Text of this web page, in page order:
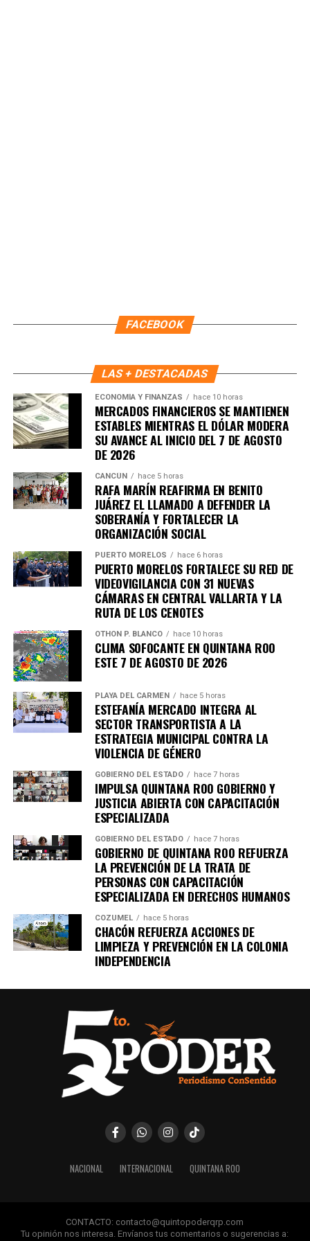
Recibe las noticias al instante
Únete al canal oficial de WhatsApp de
Quinto Podery recibe las noticias más
importantes de Quintana Roo directamente
en tu teléfono.
FACEBOOK
LAS + DESTACADAS
ECONOMÍA Y FINANZAS hace 10 horas
MERCADOS FINANCIEROS SE MANTIENEN
ESTABLES MIENTRAS EL DÓLAR MODERA
SU AVANCE AL INICIO DEL 7 DE AGOSTO
DE 2026
CANCÚN hace 5 horas
RAFA MARÍN REAFIRMA EN BENITO
JUÁREZ EL LLAMADO A DEFENDER LA
SOBERANÍA Y FORTALECER LA
ORGANIZACIÓN SOCIAL
PUERTO MORELOS hace 6 horas
PUERTO MORELOS FORTALECE SU RED DE
VIDEOVIGILANCIA CON 31 NUEVAS
CÁMARAS EN CENTRAL VALLARTA Y LA
RUTA DE LOS CENOTES
OTHON P. BLANCO hace 10 horas
CLIMA SOFOCANTE EN QUINTANA ROO
ESTE 7 DE AGOSTO DE 2026
PLAYA DEL CARMEN hace 5 horas
ESTEFANÍA MERCADO INTEGRA AL
SECTOR TRANSPORTISTA A LA
ESTRATEGIA MUNICIPAL CONTRA LA
VIOLENCIA DE GÉNERO
GOBIERNO DEL ESTADO hace 7 horas
IMPULSA QUINTANA ROO GOBIERNO Y
JUSTICIA ABIERTA CON CAPACITACIÓN
ESPECIALIZADA
GOBIERNO DEL ESTADO hace 7 horas
GOBIERNO DE QUINTANA ROO REFUERZA
LA PREVENCIÓN DE LA TRATA DE
PERSONAS CON CAPACITACIÓN
ESPECIALIZADA EN DERECHOS HUMANOS
COZUMEL hace 5 horas
CHACÓN REFUERZA ACCIONES DE
LIMPIEZA Y PREVENCIÓN EN LA COLONIA
INDEPENDENCIA
NACIONAL INTERNACIONAL QUINTANA ROO
CONTACTO: contacto@quintopoderqrp.com
Tu opinión nos interesa. Envíanos tus comentarios o sugerencias a: